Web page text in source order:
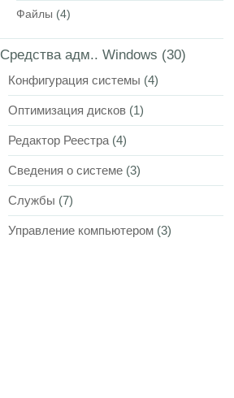
Файлы (4)
Средства адм.. Windows (30)
Конфигурация системы (4)
Оптимизация дисков (1)
Редактор Реестра (4)
Сведения о системе (3)
Службы (7)
Управление компьютером (3)